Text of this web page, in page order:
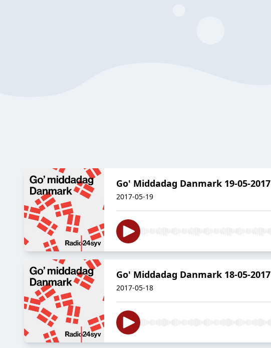
Go' Middadag Danmark 19-05-2017
2017-05-19
Go' Middadag Danmark 18-05-2017
2017-05-18